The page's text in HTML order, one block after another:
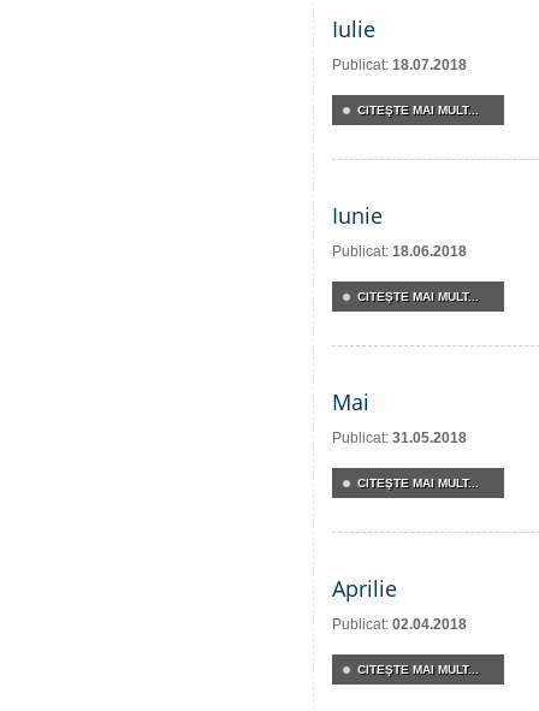
Iulie
Publicat: 18.07.2018
CITEŞTE MAI MULT...
Iunie
Publicat: 18.06.2018
CITEŞTE MAI MULT...
Mai
Publicat: 31.05.2018
CITEŞTE MAI MULT...
Aprilie
Publicat: 02.04.2018
CITEŞTE MAI MULT...